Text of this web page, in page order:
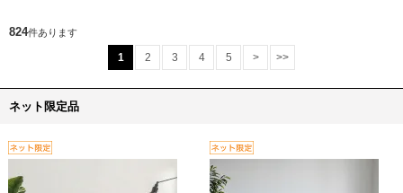
824件あります
1 2 3 4 5 > >>
ネット限定品